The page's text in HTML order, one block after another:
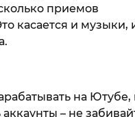
приемов
касается и музыки,
на Ютубе,
– не